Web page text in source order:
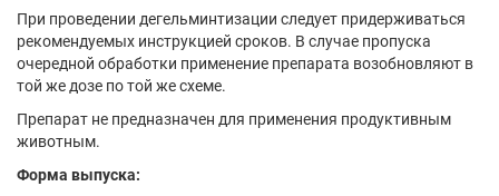
При проведении дегельминтизации следует придерживаться
рекомендуемых инструкцией сроков. В случае пропуска
очередной обработки применение препарата возобновляют в
той же дозе по той же схеме.
Препарат не предназначен для применения продуктивным
животным.
Форма выпуска: